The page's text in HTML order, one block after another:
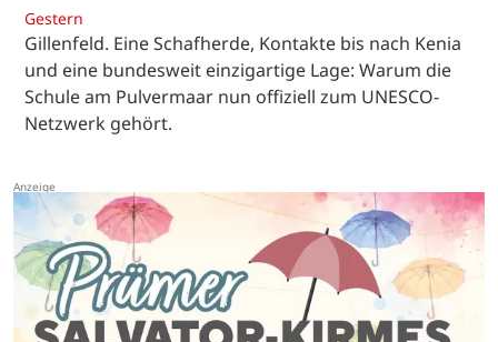
Gestern
Gillenfeld. Eine Schafherde, Kontakte bis nach Kenia
und eine bundesweit einzigartige Lage: Warum die
Schule am Pulvermaar nun offiziell zum UNESCO-
Netzwerk gehört.